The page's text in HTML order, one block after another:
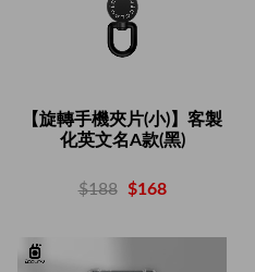
【旋轉手機夾片(小)】客製
化英文名A款(黑)
$188 $168